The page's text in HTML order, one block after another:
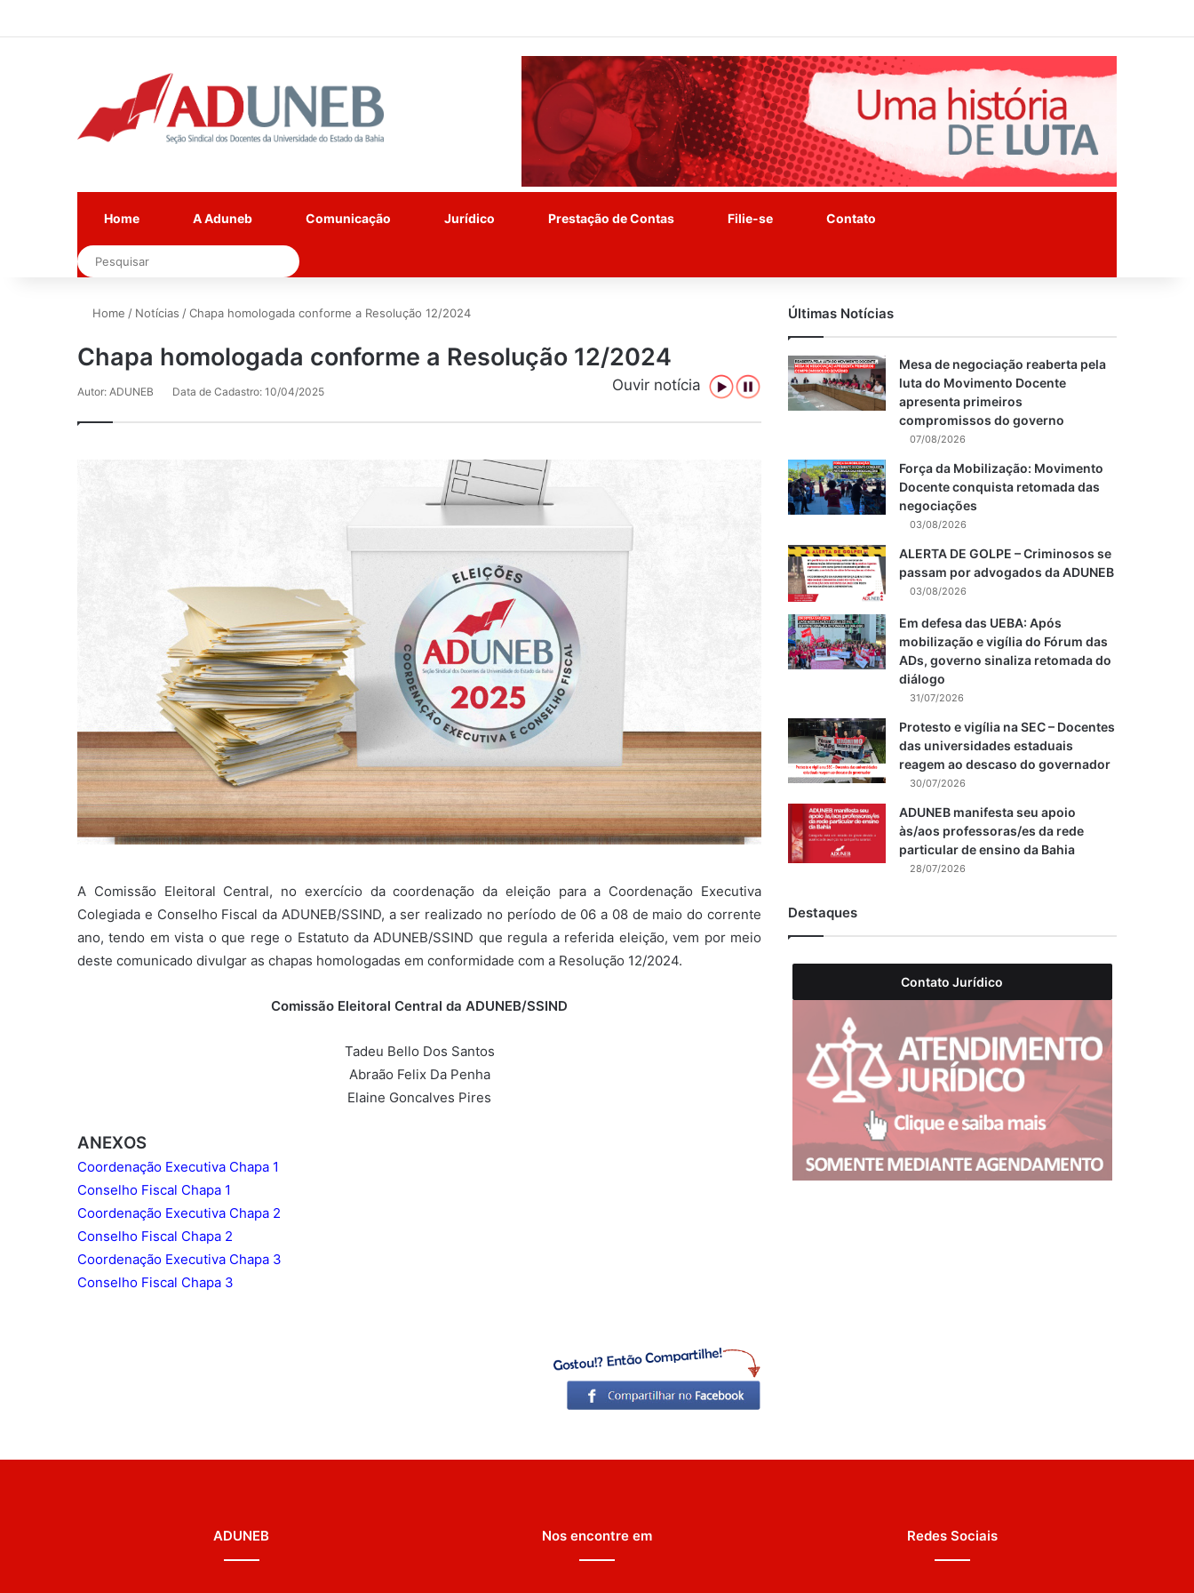
Home A Aduneb Comunicação Jurídico Prestação de Contas Filie-se Contato
Pesquisar
Home / Notícias /Chapa homologada conforme a Resolução 12/2024
Chapa homologada conforme a Resolução 12/2024
Ouvir notícia
Autor: ADUNEB Data de Cadastro: 10/04/2025
A Comissão Eleitoral Central, no exercício da coordenação da eleição para a Coordenação Executiva
Colegiada e Conselho Fiscal da ADUNEB/SSIND, a ser realizado no período de 06 a 08 de maio do corrente
ano, tendo em vista o que rege o Estatuto da ADUNEB/SSIND que regula a referida eleição, vem por meio
deste comunicado divulgar as chapas homologadas em conformidade com a Resolução 12/2024.
Comissão Eleitoral Central da ADUNEB/SSIND
Tadeu Bello Dos Santos
Abraão Felix Da Penha
Elaine Goncalves Pires
ANEXOS
Coordenação Executiva Chapa 1
Conselho Fiscal Chapa 1
Coordenação Executiva Chapa 2
Conselho Fiscal Chapa 2
Coordenação Executiva Chapa 3
Conselho Fiscal Chapa 3
Últimas Notícias
Mesa de negociação reaberta pela
luta do Movimento Docente
apresenta primeiros
compromissos do governo
07/08/2026
Força da Mobilização: Movimento
Docente conquista retomada das
negociações
03/08/2026
ALERTA DE GOLPE – Criminosos se
passam por advogados da ADUNEB
03/08/2026
Em defesa das UEBA: Após
mobilização e vigília do Fórum das
ADs, governo sinaliza retomada do
diálogo
31/07/2026
Protesto e vigília na SEC – Docentes
das universidades estaduais
reagem ao descaso do governador
30/07/2026
ADUNEB manifesta seu apoio
às/aos professoras/es da rede
particular de ensino da Bahia
28/07/2026
Destaques
Contato Jurídico
ADUNEB Nos encontre em Redes Sociais